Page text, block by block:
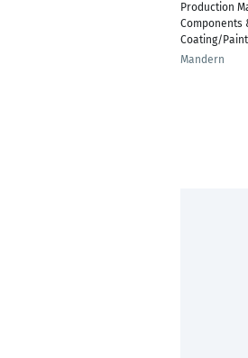
Production
Components
Coating/
Mandern